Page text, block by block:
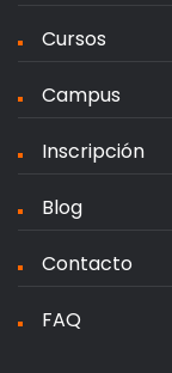
Cursos
Campus
Inscripción
Blog
Contacto
FAQ